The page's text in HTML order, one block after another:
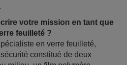
votre mission en tant que
feuilleté ?
en verre feuilleté,
constitué de deux